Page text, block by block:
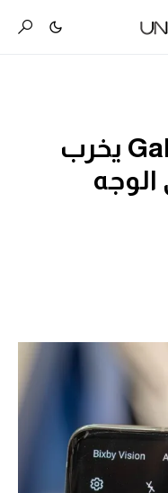
تحديث Galaxy S10 5G يخرب